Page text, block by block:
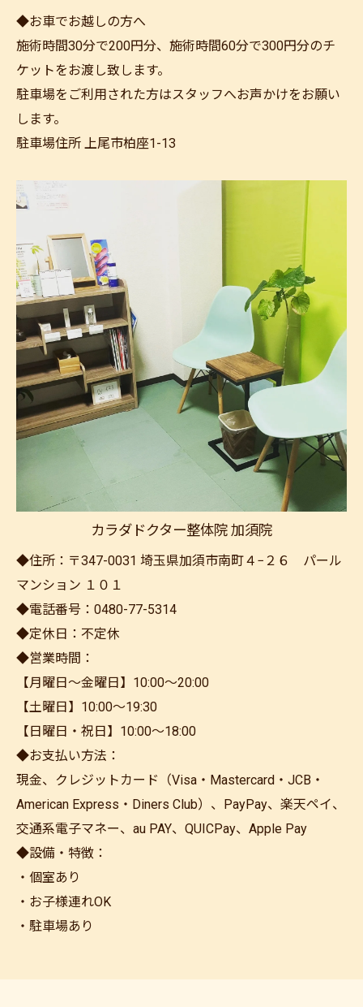
◆お車でお越しの方へ
施術時間30分で200円分、施術時間60分で300円分のチ
ケットをお渡し致します。
駐車場をご利用された方はスタッフへお声かけをお願い
します。
駐車場住所 上尾市柏座1-13
カラダドクター整体院 加須院
◆住所：〒347-0031 埼玉県加須市南町４−２６ パール
マンション １０１
◆電話番号：0480-77-5314
◆定休日：不定休
◆営業時間：
【月曜日～金曜日】10:00～20:00
【土曜日】10:00～19:30
【日曜日・祝日】10:00～18:00
◆お支払い方法：
現金、クレジットカード（Visa・Mastercard・JCB・
American Express・Diners Club）、PayPay、楽天ペイ、
交通系電子マネー、au PAY、QUICPay、Apple Pay
◆設備・特徴：
・個室あり
・お子様連れOK
・駐車場あり